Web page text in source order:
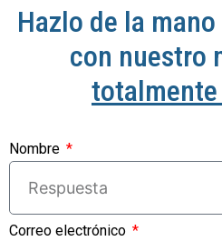
Hazlo de la
con nuestro
Nombre
Correo electrónico